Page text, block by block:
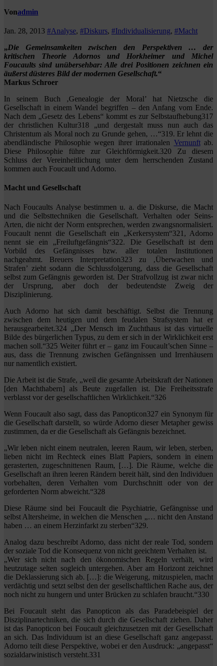
Vonadmin
Jan. 28, 2013 #Analyse, #Diskurs, #Individualisierung, #Macht
„Die Gemeinsamkeiten zwischen den Perspektiven … der
kritischen Theorie Adornos und Horkheimer und Michel
Foucaults sind unübersehbar: Alle drei Positionen zeichnen ein
äußerst düsteres Bild der modernen Gesellschaft.“
Markus Schroer
In seinem Buch ‚Genealogie der Moral’ hat Nietzsche die
Gesellschaft in einem Wandel begriffen – den Anfang vom Ende.
Nach dem „Gesetz des Lebens“ kommt es zur Selbstaufhebung317
der christlichen Kultur318 „und dergestalt muss nun auch das
Christentum als Moral noch zu Grunde gehen, …“319. Er lehnt die
abendländische Philosophie wegen ihrer irrationalen Vernunftab.
Diese Philosophie führe zur Gleichförmigkeit.320 Zu diesem
Schluss der Vereinheitlichung unter dem herrschenden Zustand
kommen auch Foucault und Adorno.
Macht und Gesellschaft
Nach Foucaults Analyse bestimmen u. a. die Diskurse, die Macht
und die Selbsttechniken die Gesellschaft. Verhalten oder Seins-
Arten, die nicht der Norm entsprechen, werden zwangsnormalisiert.
Foucault nennt die Gesellschaft ein „Kerkersystem“321, Adorno
nennt sie ein „Freiluftgefängnis“322. Die Gesellschaft ist dem
Vorbild des Gefängnisses bzw. aller totalen Institutionen
nachgeahmt. Breuers Interpretation323 zu ‚Überwachen und
Strafen’ zieht sodann die Schlussfolgerung, dass die Gesellschaft
selbst zum Gefängnis geworden ist. Der Strafvollzug ist zwar nicht
der Ursprung, aber doch der bedeutendste Zweig der
Disziplinierung.
Auch Adorno hat sich damit beschäftigt. Selbst die Trennung
zwischen dem heutigen und dem feudalen Strafsystem hat er
herausgearbeitet.324 „Der Mensch im Zuchthaus ist das virtuelle
Bilde des bürgerlichen Typus, zu dem er sich in der Wirklichkeit erst
machen soll.“325 Weiter führt er – ganz im Foucault’schen Sinne –
aus, dass die Trennung zwischen Gefängnissen und Irrenhäusern
nur namentlich existiert.
Die Arbeit ist die Strafe, „weil die gesamte Arbeitskraft der Nationen
[den Machthabern] als Beute zugefallen ist. Die Freiheitsstrafe
verblasst vor der gesellschaftlichen Wirklichkeit.“326
Wenn Foucault also sagt, dass das Panopticon327 ein Synonym für
die Gesellschaft darstellt, so würde Adorno dieser Metapher gewiss
zustimmen, da er die Gesellschaft als Gefängnis bezeichnet.
„Wir leben nicht einem neutralen, leeren Raum, wir leben, sterben,
lieben nicht im Rechteck eines Blatt Papiers, sondern in einem
gerasterten, zugeschnittenen Raum, […]. Die Räume, welche die
Gesellschaft an ihren leeren Rändern bereit hält, sind den Individuen
vorbehalten, deren Verhalten vom Durchschnitt oder von der
geforderten Norm abweicht.“328
Diese Räume sind bei Foucault die Psychiatrie, Gefängnisse und
selbst Altersheime, in welchen die Menschen „… nicht den Anstand
haben … an einem Herzinfarkt zu sterben“329.
Analog dazu beschreibt Adorno, dass nicht der reale Tod, sondern
der soziale Tod die Konsequenz von nicht geeichtem Verhalten ist.
„Wer sich nicht nach den ökonomischen Regeln verhält, wird
heutzutage selten sogleich untergehen. Aber am Horizont zeichnet
die Deklassierung sich ab. […]: die Weigerung, mitzuspielen, macht
verdächtig und setzt selbst den der gesellschaftlichen Rache aus, der
noch nicht zu hungern und unter Brücken zu schlafen braucht.“330
Bei Foucault steht das Panopticon als das Paradebeispiel der
Disziplinartechniken, die sich durch die Gesellschaft ziehen. Daher
ist das Panopticon bei Foucault gleichzusetzen mit der Gesellschaft
an sich. Das Individuum ist an diese Gesellschaft ganz angepasst.
Adorno teilt diese Perspektive, wobei er den Ausdruck: „angepasst“
sozialdarwinistisch versteht.331